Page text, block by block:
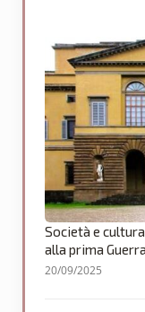
Società e
alla prima
20/09/2025